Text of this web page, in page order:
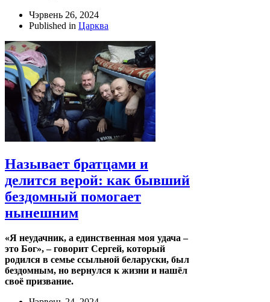
Чэрвень 26, 2024
Published in Царква
Называет братцами и
делится верой: как бывший
бездомный помогает
нынешним
«Я неудачник, а единственная моя удача –
это Бог», – говорит Сергей, который
родился в семье ссыльной беларуски, был
бездомным, но вернулся к жизни и нашёл
своё призвание.